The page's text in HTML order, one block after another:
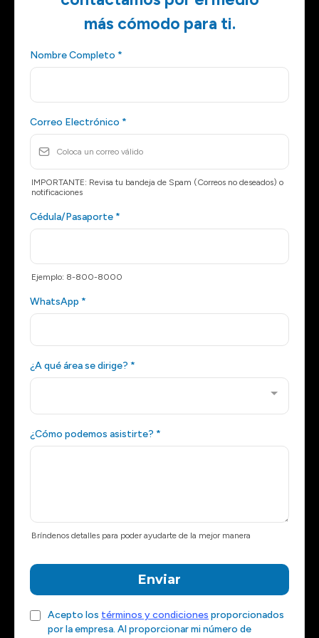
Solicitud de créditos(Secretaría General - 560-3295)
Saldos pendientes(Finanzas - 560-3467)
Cursos de idiomas(Centro de Lenguas - 560-3527)
más cómodo para ti.
Nombre Completo *
Correo Electrónico *
IMPORTANTE: Revisa tu bandeja de Spam (Correos no deseados) o
notificaciones
Cédula/Pasaporte*
Ejemplo: 8-800-8000
WhatsApp *
¿A qué área se dirige? *
¿Cómo podemos asistirte? *
Bríndenos detalles para poder ayudarte de la mejor manera
Enviar
Acepto los términos y condiciones proporcionados
por la empresa. Al proporcionar mi número de